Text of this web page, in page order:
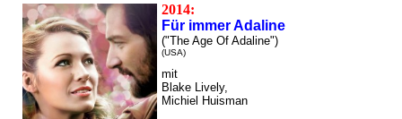
2014:
Für immer Adaline
("The Age Of Adaline")
(USA)
mit
Blake Lively,
Michiel Huisman